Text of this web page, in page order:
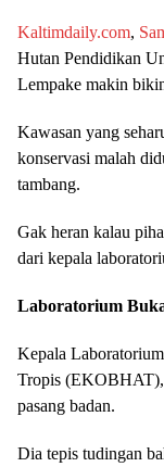
Kaltimdaily.com,
Hutan Pendidikan
Lempake makin
Kawasan yang
konservasi malah
tambang.
Gak heran kalau
dari kepala
Laboratorium
Kepala
Tropis
pasang badan.
Dia tepis tudingan